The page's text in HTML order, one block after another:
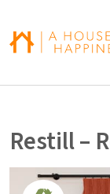
Restill –